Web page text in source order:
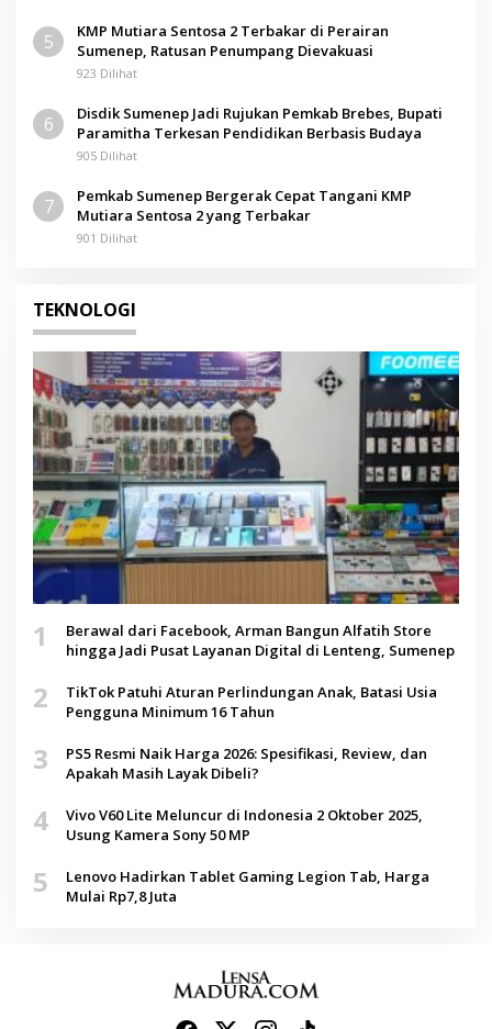
5
KMP Mutiara Sentosa 2 Terbakar di Perairan
Sumenep, Ratusan Penumpang Dievakuasi
923 Dilihat
6
Disdik Sumenep Jadi Rujukan Pemkab Brebes, Bupati
Paramitha Terkesan Pendidikan Berbasis Budaya
905 Dilihat
7
Pemkab Sumenep Bergerak Cepat Tangani KMP
Mutiara Sentosa 2 yang Terbakar
901 Dilihat
TEKNOLOGI
1
Berawal dari Facebook, Arman Bangun Alfatih Store
hingga Jadi Pusat Layanan Digital di Lenteng, Sumenep
2
TikTok Patuhi Aturan Perlindungan Anak, Batasi Usia
Pengguna Minimum 16 Tahun
3
PS5 Resmi Naik Harga 2026: Spesifikasi, Review, dan
Apakah Masih Layak Dibeli?
4
Vivo V60 Lite Meluncur di Indonesia 2 Oktober 2025,
Usung Kamera Sony 50 MP
5
Lenovo Hadirkan Tablet Gaming Legion Tab, Harga
Mulai Rp7,8 Juta